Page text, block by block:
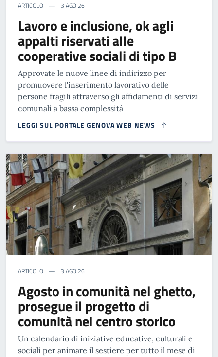
ARTICOLO 3 AGO 26
Lavoro e inclusione, ok agli
appalti riservati alle
cooperative sociali di tipo B
Approvate le nuove linee di indirizzo per
promuovere l'inserimento lavorativo delle
persone fragili attraverso gli affidamenti di servizi
comunali a bassa complessità
LEGGI SUL PORTALE GENOVA WEB NEWS
ARTICOLO 3 AGO 26
Agosto in comunità nel ghetto,
prosegue il progetto di
comunità nel centro storico
Un calendario di iniziative educative, culturali e
sociali per animare il sestiere per tutto il mese di